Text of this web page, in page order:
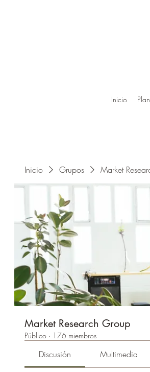
Inicio
Inicio Grupos Market
Market Research Group
Público · 176 miembros
Discusión Multimedia